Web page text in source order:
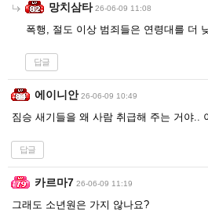
망치삼타 26-06-09 11:08
폭행, 절도 이상 범죄들은 연령대를 더
답글
에이니안 26-06-09 10:49
짐승 새기들을 왜 사람 취급해 주는 거야..
답글
카르마7 26-06-09 11:19
그래도 소년원은 가지 않나요?